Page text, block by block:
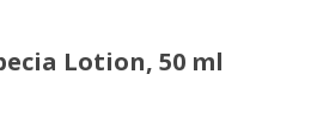
Lotion, 50 ml